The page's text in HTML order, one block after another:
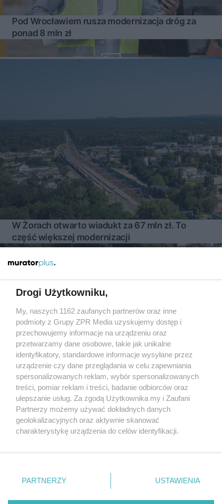
Pod Wrocławiem rusza modernizacja dróg za
ponad 8 mln zł
W Żorach otwarto wiadukt za 67 mln zł. To
część większej modernizacji
Żaden utwór zamieszczony w serwisie nie może być powielany i
rozpowszechniany lub dalej rozpowszechniany w jakikolwiek
sposób (w tym także elektroniczny lub mechaniczny) na
jakimkolwiek polu eksploatacji w jakiejkolwiek formie, włącznie z
umieszczaniem w Internecie bez pisemnej zgody właściciela praw.
Jakiekolwiek użycie lub wykorzystanie utworów w całości lub w
części z naruszeniem prawa, tzn. bez właściwej zgody, jest
zabronione pod groźbą kary i może być ścigane prawnie.
Drogi Użytkowniku,
My, naszych 1162 zaufanych partnerów oraz inne
podmioty z Grupy ZPR Media uzyskujemy dostęp i
przechowujemy informacje na urządzeniu oraz
przetwarzamy dane osobowe, takie jak unikalne
identyfikatory, standardowe informacje wysyłane przez
urządzenie czy dane przeglądania w celu zapewniania
spersonalizowanych reklam, wybór spersonalizowanych
treści, pomiar reklam i treści, badanie odbiorców oraz
ulepszanie usług. Za zgodą Użytkownika my i Zaufani
Partnerzy możemy używać dokładnych danych
geolokalizacyjnych oraz aktywnie skanować
charakterystykę urządzenia do celów identyfikacji.
zmienić/wycofać klikając przycisk ustawień prywatności
znajdujący się w lewym dolnym rogu strony
rodzaje przetwarzania danych nie wymagają zgody
PARTNERZY USTAWIENIA